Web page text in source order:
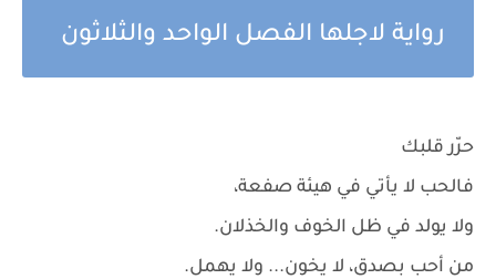
رواية لاجلها الفصل الواحد والثلاثون
حرّر قلبك
فالحب لا يأتي في هيئة صفعة،
ولا يولد في ظل الخوف والخذلان.
من أحب بصدق، لا يخون... ولا يهمل.